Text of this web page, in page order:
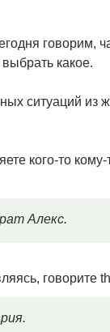
говорим,
какое.
ситуаций
кого-то
Алекс.
говорите